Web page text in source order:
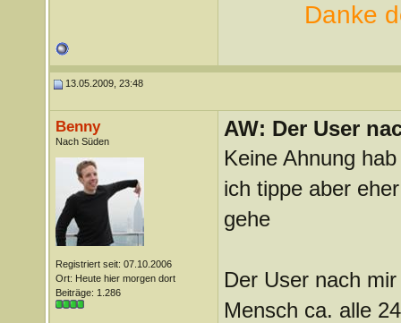
Danke
13.05.2009, 23:48
Benny
Nach Süden
Registriert seit: 07.10.2006
Ort: Heute hier morgen dort
Beiträge: 1.286
AW: Der User
Keine Ahnung
ich tippe aber
gehe
Der User nach
Mensch ca. alle